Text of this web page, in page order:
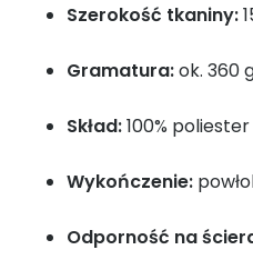
Szerokość tkaniny:
Gramatura:ok. 360
Skład:100% poliester
Wykończenie:
Odporność na